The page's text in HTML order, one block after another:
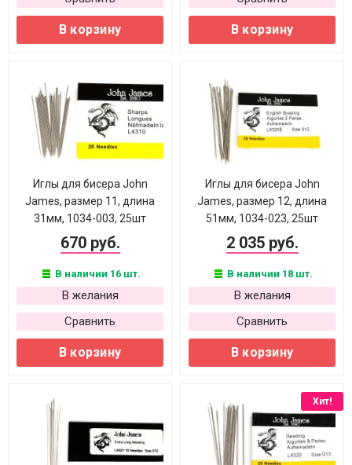
В корзину В корзину
Иглы для бисера John
James, размер 11, длина
31мм, 1034-003, 25шт
670 руб.
В наличии 16 шт.
В желания
Сравнить
В корзину
Иглы для бисера John
James, размер 12, длина
51мм, 1034-023, 25шт
2 035 руб.
В наличии 18 шт.
В желания
Сравнить
В корзину
Хит!